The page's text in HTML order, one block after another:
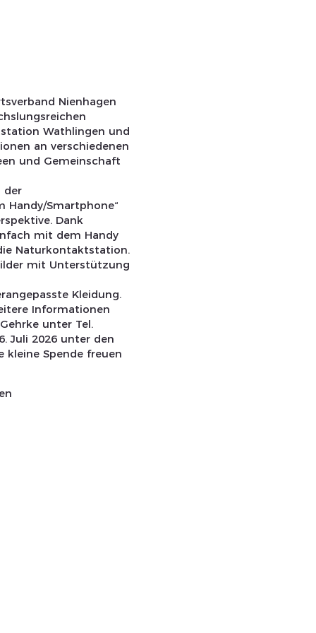
Nienhagen
Wathlingen und
an verschiedenen
und Gemeinschaft
der
Smartphone“
Dank
mit dem Handy
Naturkontaktstation.
mit Unterstützung
Kleidung.
Informationen
unter Tel.
Juli 2026 unter den
kleine Spende freuen